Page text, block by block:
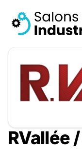
RVallée